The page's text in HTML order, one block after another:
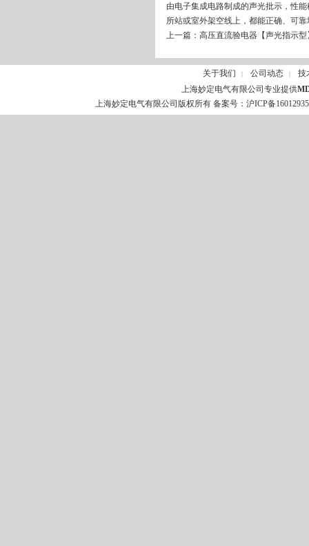
由电子集成电路制成的声光批示，性
所站或室外架空线上，都能正确、可
上一篇： 高压直流验电器【声光指示型
关于我们 | 公司动态 |
技
上海妙定电气有限公司专业提供
上海妙定电气有限公司版权所有 备案号： 沪ICP备